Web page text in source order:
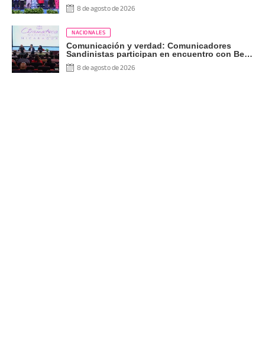
8 de agosto de 2026
NACIONALES
Comunicación y verdad: Comunicadores
Sandinistas participan en encuentro con Ben
Norton8 de agosto de 2026